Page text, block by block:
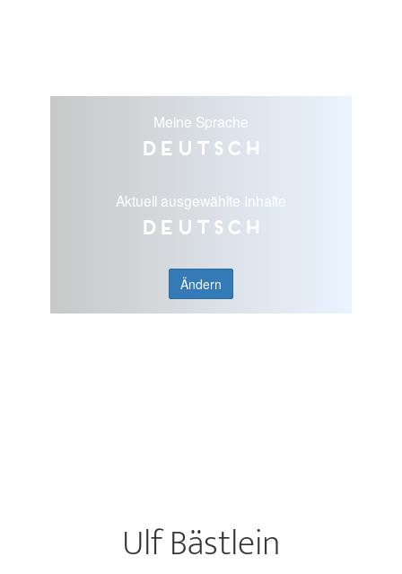
Meine Sprache
Deutsch
Aktuell ausgewählte Inhalte
Deutsch
Ändern
Ulf Bästlein